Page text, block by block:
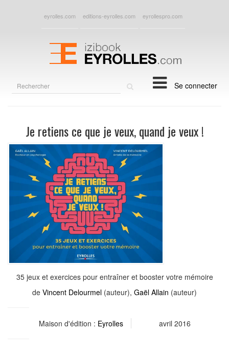
eyrolles.com editions-eyrolles.com eyrollespro.com
Se connecter
Je retiens ce que je veux, quand je veux !
35 jeux et exercices pour entraîner et booster votre mémoire
de Vincent Delourmel (auteur), Gaël Allain (auteur)
Maison d'édition : Eyrolles avril 2016